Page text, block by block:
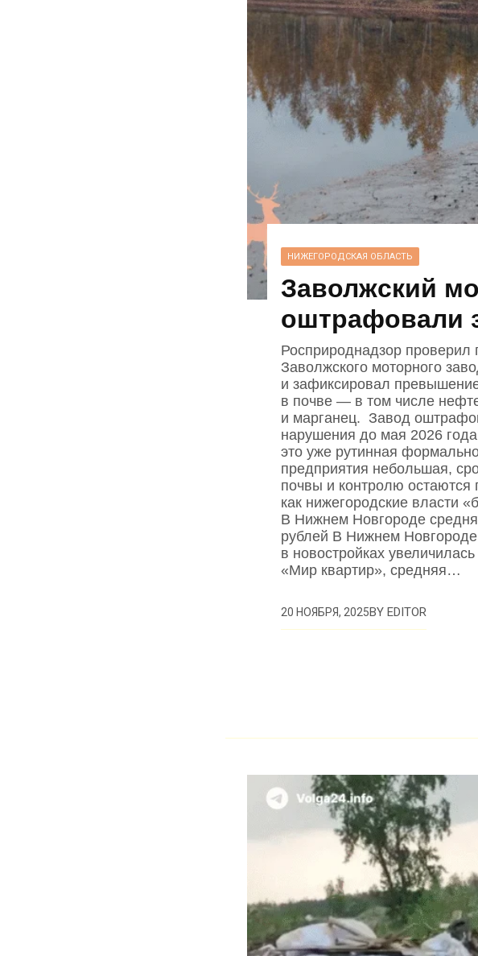
НИЖЕГОРОДСКАЯ ОБЛАСТЬ
Заволжский
оштрафовали
Росприроднадзор
Заволжского моторного
и зафиксировал
в почве — в том числе
и марганец. Завод
нарушения до мая 2026
это уже рутинная
предприятия небольшая,
почвы и контролю остаются
как нижегородские власти
В Нижнем Новгороде
рублей В Нижнем Новгороде
в новостройках
«Мир квартир», средняя…
20 НОЯБРЯ, 2025BY EDITOR